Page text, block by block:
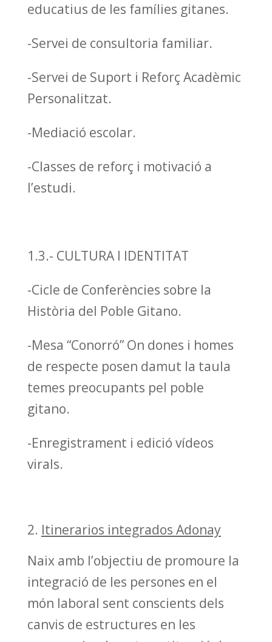
educatius de les famílies gitanes.
-Servei de consultoria familiar.
-Servei de Suport i Reforç Acadèmic
Personalitzat.
-Mediació escolar.
-Classes de reforç i motivació a
l’estudi.
1.3.- CULTURA I IDENTITAT
-Cicle de Conferències sobre la
Història del Poble Gitano.
-Mesa “Conorró” On dones i homes
de respecte posen damut la taula
temes preocupants pel poble
gitano.
-Enregistrament i edició vídeos
virals.
Itinerarios integrados Adonay
Naix amb l’objectiu de promoure la
integració de les persones en el
món laboral sent conscients dels
canvis de estructures en les